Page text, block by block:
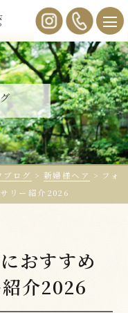
ブログ > 新婦様ヘア > フォ
リー紹介2026
おすすめ
介2026